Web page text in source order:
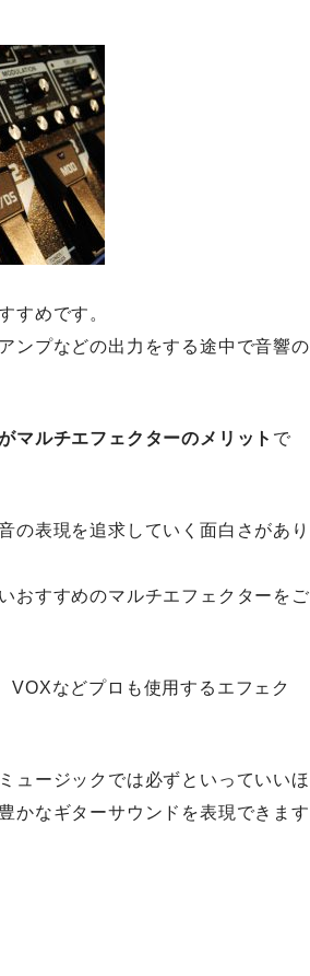
すめです。
ンプなどの出力をする途中で音響の
マルチエフェクターのメリット で
の表現を追求していく面白さがあり
おすすめのマルチエフェクターをご
などプロも使用するエフェク
ュージックでは必ずといっていいほ
かなギターサウンドを表現できます